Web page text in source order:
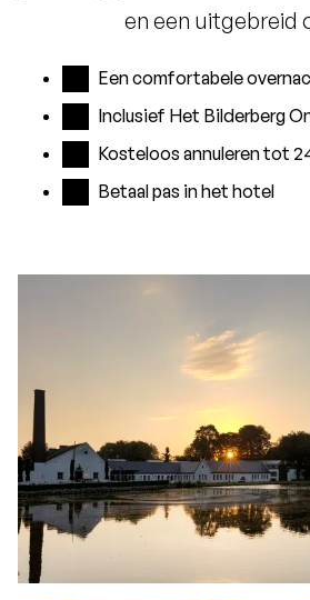
en een uitgebreid
Een comfortabele
Inclusief Het Bilderberg
Kosteloos annuleren tot
Betaal pas in het hotel